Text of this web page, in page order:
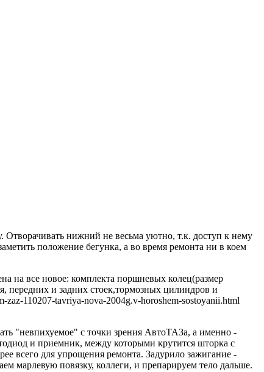
Отворачивать нижний не весьма уютно, т.к. доступ к нему
положение бегунка, а во время ремонта ни в коем
"невпихуемое" с точки зрения АвтоТАЗа, а именно -
и приемник, между которыми крутится шторка с
всего для упрощения ремонта. Задурило зажигание -
марлевую повязку, коллеги, и препарируем тело дальше.